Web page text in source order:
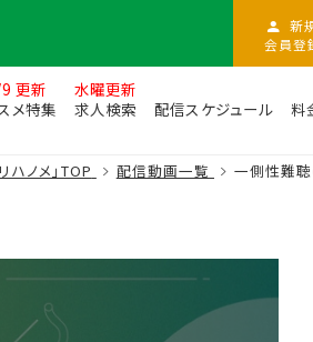
新
会員登
更新
メ特集
水曜更新
求人検索
配信スケジュール 料
ハノメ」TOP 配信動画一覧 一側性難